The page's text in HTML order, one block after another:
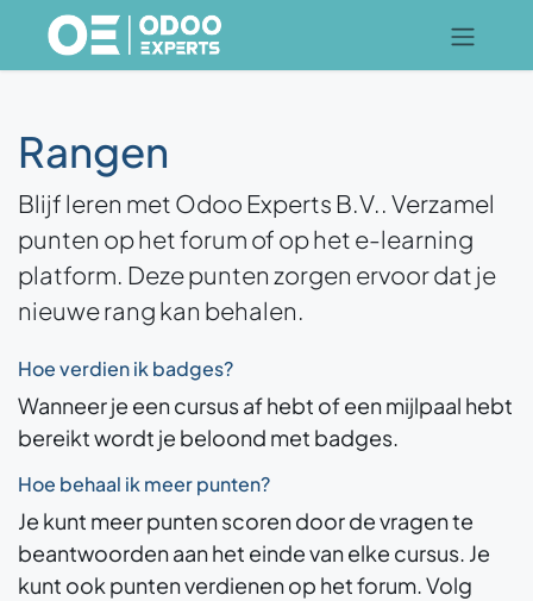
Overslaan naar inhoud
Rangen
Blijf leren met Odoo Experts B.V.. Verzamel
punten op het forum of op het e-learning
platform. Deze punten zorgen ervoor dat je
nieuwe rang kan behalen.
Hoe verdien ik badges?
Wanneer je een cursus af hebt of een mijlpaal hebt
bereikt wordt je beloond met badges.
Hoe behaal ik meer punten?
Je kunt meer punten scoren door de vragen te
beantwoorden aan het einde van elke cursus. Je
kunt ook punten verdienen op het forum. Volg